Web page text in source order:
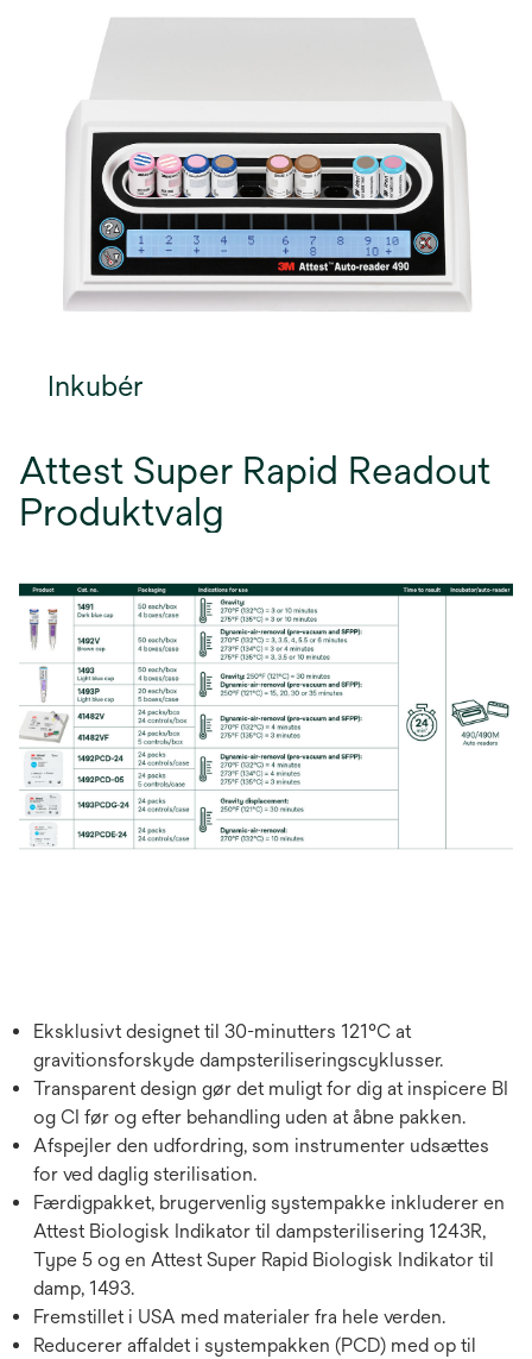
Inkubér
Attest Super Rapid Readout
Produktvalg
Eksklusivt designet til 30-minutters 121°C at
gravitionsforskyde dampsteriliseringscyklusser.
Transparent design gør det muligt for dig at inspicere BI
og CI før og efter behandling uden at åbne pakken.
Afspejler den udfordring, som instrumenter udsættes
for ved daglig sterilisation.
Færdigpakket, brugervenlig systempakke inkluderer en
Attest Biologisk Indikator til dampsterilisering 1243R,
Type 5 og en Attest Super Rapid Biologisk Indikator til
damp, 1493.
Fremstillet i USA med materialer fra hele verden.
Reducerer affaldet i systempakken (PCD) med op til